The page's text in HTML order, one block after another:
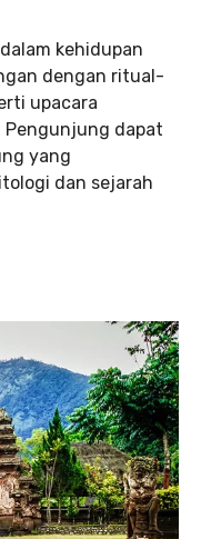
kehidupan
dengan ritual-
upacara
dapat
yang
dan sejarah